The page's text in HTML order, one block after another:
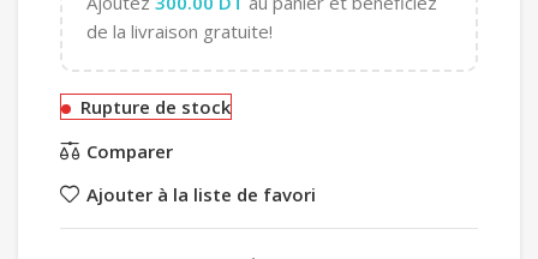
de la livraison gratuite!
Rupture de stock
Comparer
Ajouter à la liste de favori